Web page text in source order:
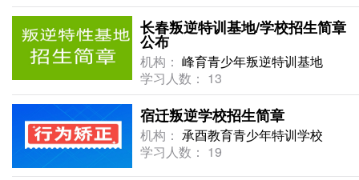
长春叛逆特训基地/学校招生简章
公布
机构： 峰育青少年叛逆特训基地
学习人数： 13
宿迁叛逆学校招生简章
机构： 承酉教育青少年特训学校
学习人数： 19